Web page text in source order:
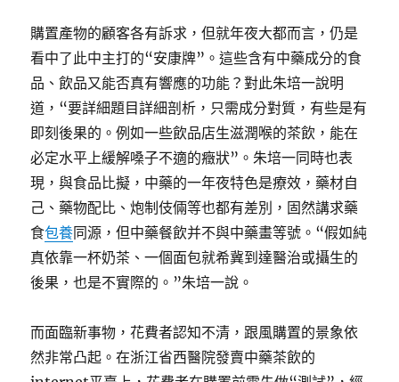
購置產物的顧客各有訴求，但就年夜大都而言，仍是
看中了此中主打的“安康牌”。這些含有中藥成分的食
品、飲品又能否真有響應的功能？對此朱培一說明
道，“要詳細題目詳細剖析，只需成分對質，有些是有
即刻後果的。例如一些飲品店生滋潤喉的茶飲，能在
必定水平上緩解嗓子不適的癥狀”。朱培一同時也表
現，與食品比擬，中藥的一年夜特色是療效，藥材自
己、藥物配比、炮制伎倆等也都有差別，固然講求藥
食包養同源，但中藥餐飲并不與中藥畫等號。“假如純
真依靠一杯奶茶、一個面包就希冀到達醫治或攝生的
後果，也是不實際的。”朱培一說。
而面臨新事物，花費者認知不清，跟風購置的景象依
然非常凸起。在浙江省西醫院發賣中藥茶飲的